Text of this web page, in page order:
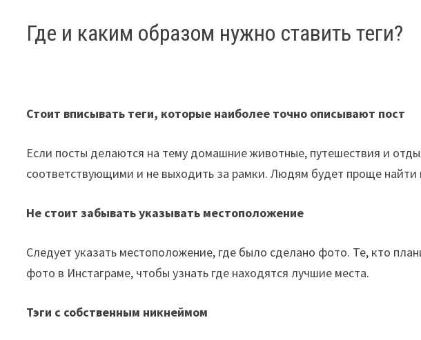
Где и каким образом нужно ставить теги?
Стоит вписывать теги, которые наиболее точно описывают пост
Если посты делаются на тему домашние животные, путешествия и
соответствующими и не выходить за рамки. Людям будет проще найти
Не стоит забывать указывать местоположение
Следует указать местоположение, где было сделано фото. Те, кто
фото в Инстаграме, чтобы узнать где находятся лучшие места.
Тэги с собственным никнеймом